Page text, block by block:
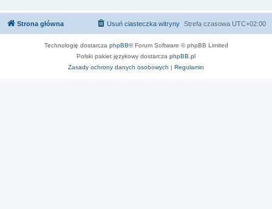
Strona główna Strefa czasowa UTC+02:00
Usuń ciasteczka witryny
Technologię dostarcza phpBB® Forum Software © phpBB Limited
Polski pakiet językowy dostarcza phpBB.pl
Zasady ochrony danych osobowych | Regulamin